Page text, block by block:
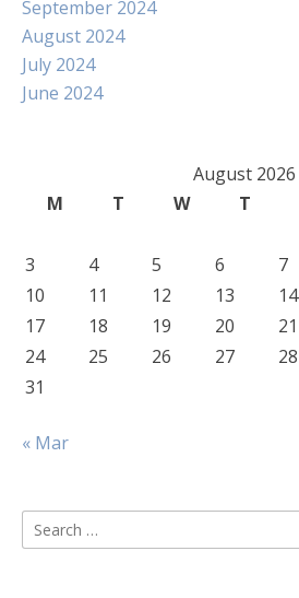
September 2024
August 2024
July 2024
June 2024
August 2026
M
T W T
3
4 5 6 7
10
11 12 13 14
17
18 19 20 21
24
25 26 27 28
31
« Mar
Search
for: